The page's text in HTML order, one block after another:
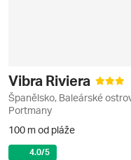
Vibra Riviera
Španělsko, Baleárské
Portmany
100 m od pláže
4.0/5